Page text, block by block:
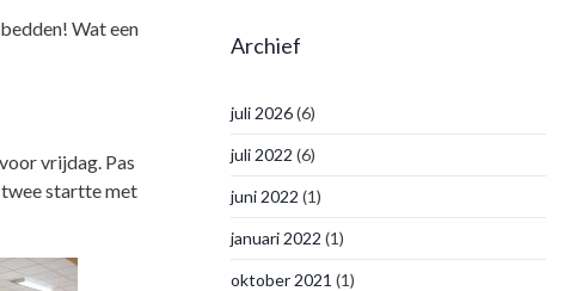
Wat een
vrijdag. Pas
twee startte met
Archief
juli 2026(6)
juli 2022 (6)
juni 2022 (1)
januari 2022 (1)
oktober 2021 (1)